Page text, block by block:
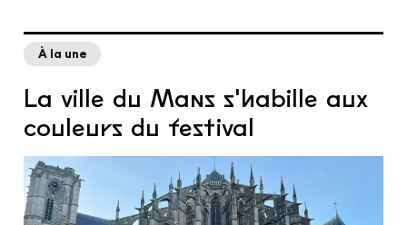
À la une
La ville du Mans s'habille aux
couleurs du festival